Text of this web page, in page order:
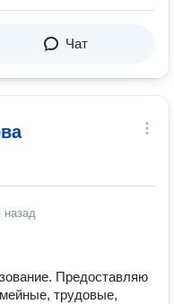
Чат
назад
Предоставляю
трудовые,